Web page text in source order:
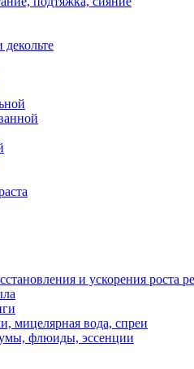
и ускорения роста
мицелярная вода, спреи
флюиды, эссенции